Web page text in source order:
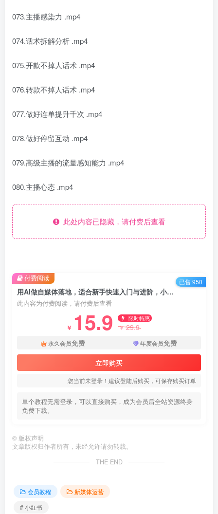
073.主播感染力 .mp4
074.话术拆解分析 .mp4
075.开款不掉人话术 .mp4
076.转款不掉人话术 .mp4
077.做好连单提升千次 .mp4
078.做好停留互动 .mp4
079.高级主播的流量感知能力 .mp4
080.主播心态 .mp4
此处内容已隐藏，请付费后查看
用AI做自媒体落地，适合新手快速入门与进阶，小白的AI蓝海时代
此内容为付费阅读，请付费后查看
￥ 15.9 限时特惠
￥29.9
永久会员免费 年度会员免费
立即购买
您当前未登录！建议登陆后购买，可保存购买订单
单个教程无需登录，可以直接购买，成为会员后全站资源终身
免费下载。
付费阅读 已售 950
© 版权声明
文章版权归作者所有，未经允许请勿转载。
THE END
会员教程
新媒体运营
# 小红书